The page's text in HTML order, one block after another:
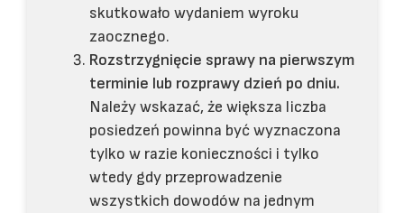
skutkowało wydaniem wyroku
zaocznego.
Rozstrzygnięcie sprawy na pierwszym
terminie lub rozprawy dzień po dniu.
Należy wskazać, że większa liczba
posiedzeń powinna być wyznaczona
tylko w razie konieczności i tylko
wtedy gdy przeprowadzenie
wszystkich dowodów na jednym